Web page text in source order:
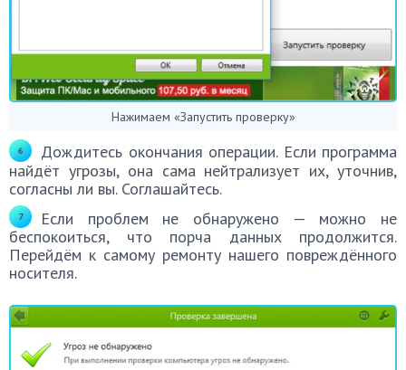
Нажимаем «Запустить проверку»
Дождитесь окончания операции. Если программа
найдёт угрозы, она сама нейтрализует их, уточнив,
согласны ли вы. Соглашайтесь.
Если проблем не обнаружено — можно не
беспокоиться, что порча данных продолжится.
Перейдём к самому ремонту нашего повреждённого
носителя.